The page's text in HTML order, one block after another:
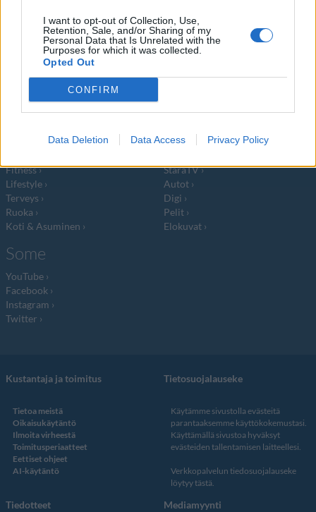
I want to opt-out of Collection, Use,
Retention, Sale, and/or Sharing of my
Personal Data that Is Unrelated with the
Purposes for which it was collected.
Opted Out
CONFIRM
Data Deletion Data Access Privacy Policy
Tietoa meistä
Tietosuojalauseke
Lähetä uutisvinkki
Mediatiedot
Yhteistyössä
Kesä!
Jocka
Päivän Lehti
Lifestyle
Fitness
Lifestyle
Terveys
Ruoka
Koti & Asuminen
Viihde
StaraTV
Autot
Digi
Pelit
Elokuvat
Some
YouTube
Facebook
Instagram
Twitter
Kustantaja ja toimitus
Tietoa meistä
Oikaisukäytäntö
Ilmoita virheestä
Toimitusperiaatteet
Eettiset ohjeet
AI-käytäntö
Tietosuojalauseke
Käytämme sivustolla evästeitä
parantaaksemme käyttökokemustasi.
Käyttämällä sivustoa hyväksyt
evästeiden tallentamisen laitteellesi.
Verkkopalvelun tiedosuojalauseke
löytyy tästä.
Tiedotteet Mediamyynti